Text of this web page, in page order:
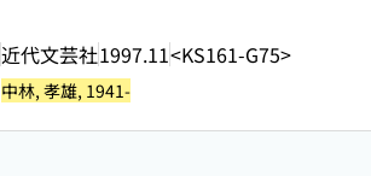
近代文芸社1997.11<KS161-G75>
中林, 孝雄, 1941-